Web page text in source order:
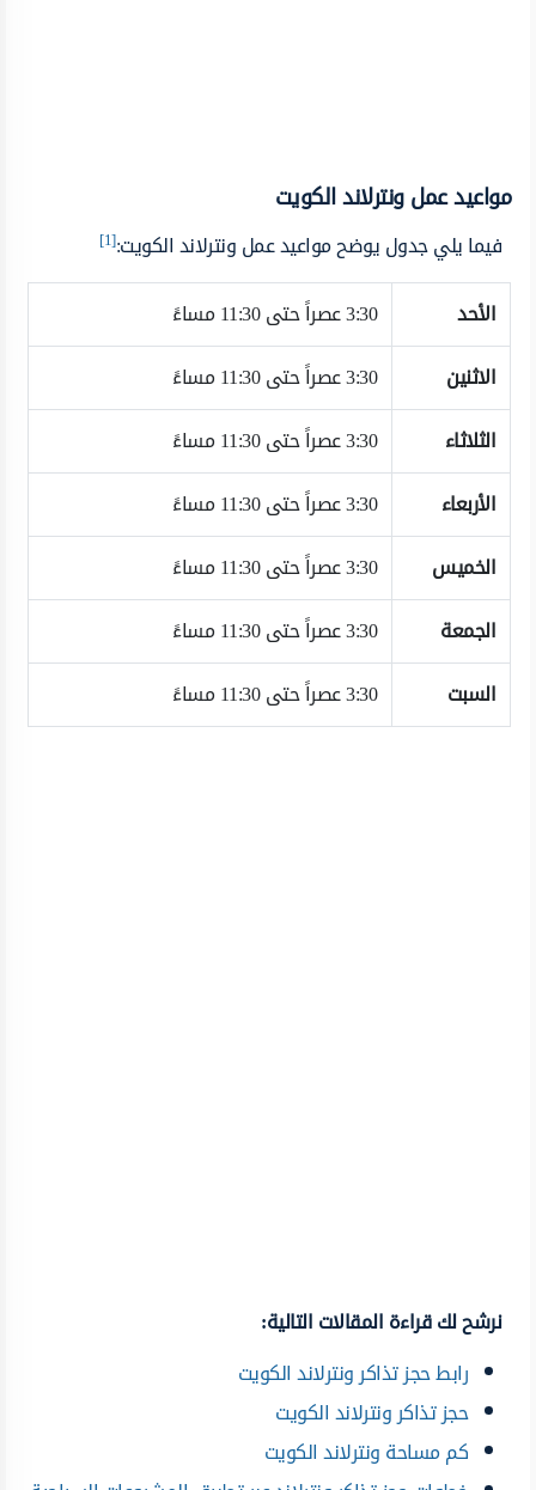
مواعيد عمل ونترلاند الكويت
فيما يلي جدول يوضح مواعيد عمل ونترلاند الكويت:[1]
الأحد
3:30 عصراً حتى 11:30 مساءً
الاثنين
3:30 عصراً حتى 11:30 مساءً
الثلاثاء
3:30 عصراً حتى 11:30 مساءً
الأربعاء
3:30 عصراً حتى 11:30 مساءً
الخميس
3:30 عصراً حتى 11:30 مساءً
الجمعة
3:30 عصراً حتى 11:30 مساءً
السبت
3:30 عصراً حتى 11:30 مساءً
نرشح لك قراءة المقالات التالية:
رابط حجز تذاكر ونترلاند الكويت
حجز تذاكر ونترلاند الكويت
كم مساحة ونترلاند الكويت